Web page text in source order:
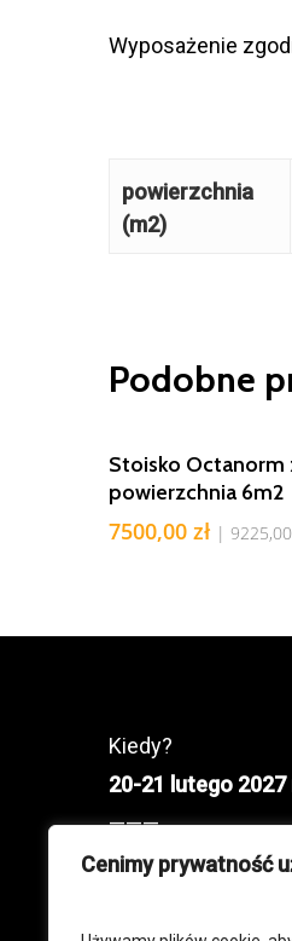
Cenimy prywatność
Wyposażenie
powierzchnia
(m2)
Podobne
Dodaj
Stoisko Octanorm
powierzchnia 6m2
7500,00 zł | 9225,00
Kiedy?
20-21 lutego 2027
———
Gdzie?